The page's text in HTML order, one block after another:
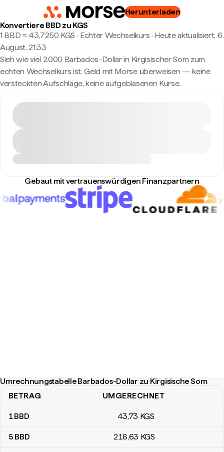
Herunterladen
Konvertiere BBD zu KGS
1 BBD ≈ 43,7250 KGS · Echter Wechselkurs · Heute aktualisiert, 6.
August, 21:33
Sieh wie viel 2.000 Barbados-Dollar in Kirgisischer Som zum
echten Wechselkurs ist. Geld mit Morse überweisen — keine
versteckten Aufschläge, keine aufgeblasenen Kurse.
Gebaut mit vertrauenswürdigen Finanzpartnern
Umrechnungstabelle Barbados-Dollar zu Kirgisische Som
Umrechnungstabelle Barbados-Dollar zu Kirgisische Som
BETRAG UMGERECHNET
1BBD 43,73 KGS
5 BBD 218,63 KGS